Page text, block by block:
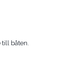
båten.